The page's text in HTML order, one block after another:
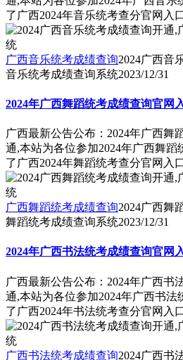
了广西2024年音乐统考查分官网入
广西音乐统考成绩查询2024广西音
音乐统考成绩查询系统2023/12/31
2024年广西舞蹈统考成绩查询官网
广西最新公告公布：2024年广西舞
通,本站为各位参加2024年广西舞蹈
了广西2024年舞蹈统考查分官网入
广西舞蹈统考成绩查询2024广西舞
舞蹈统考成绩查询系统2023/12/31
2024年广西书法统考成绩查询官网
广西最新公告公布：2024年广西书
通,本站为各位参加2024年广西书法
了广西2024年书法统考查分官网入
广西书法统考成绩查询2024广西书